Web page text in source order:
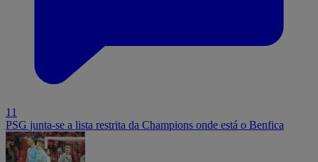
11
PSG junta-se a lista restrita da Champions onde está o Benfica